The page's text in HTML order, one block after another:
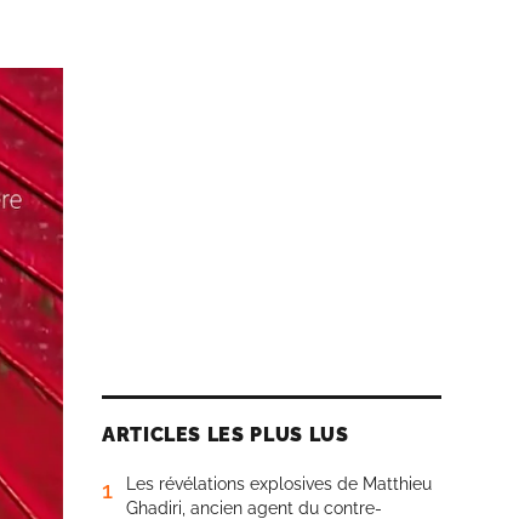
ARTICLES LES PLUS LUS
1
Les révélations explosives de Matthieu
Ghadiri, ancien agent du contre-